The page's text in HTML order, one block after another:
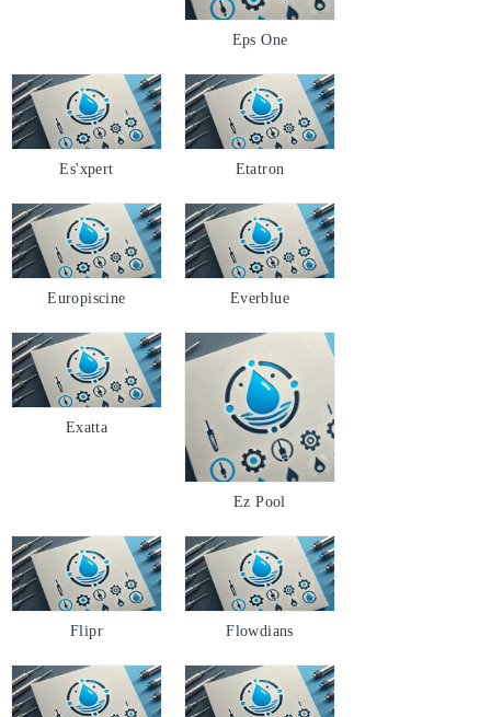
Eps One
Es'xpert Etatron
Europiscine Everblue
Exatta
Ez Pool
Flipr Flowdians